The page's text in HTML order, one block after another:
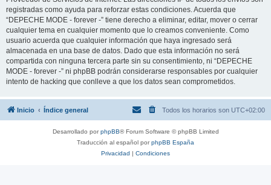
registradas como ayuda para reforzar estas condiciones. Acuerda que
“DEPECHE MODE - forever -” tiene derecho a eliminar, editar, mover o cerrar
cualquier tema en cualquier momento que lo creamos conveniente. Como
usuario acuerda que cualquier información que haya ingresado será
almacenada en una base de datos. Dado que esta información no será
compartida con ninguna tercera parte sin su consentimiento, ni “DEPECHE
MODE - forever -” ni phpBB podrán considerarse responsables por cualquier
intento de hacking que conlleve a que los datos sean comprometidos.
Inicio Índice general Todos los horarios son UTC+02:00
Desarrollado porphpBB® Forum Software © phpBB Limited
Traducción al español porphpBB España
Privacidad | Condiciones